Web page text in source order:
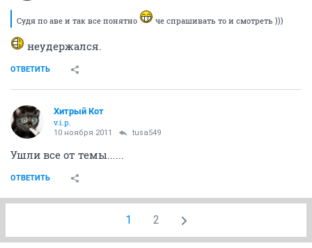
Судя по аве и так все понятно че спрашивать то и смотреть )))
неудержался.
ОТВЕТИТЬ
Хитрый Кот
v.i.p.
10 ноября 2011 tusa549
Ушли все от темы......
ОТВЕТИТЬ
1 2